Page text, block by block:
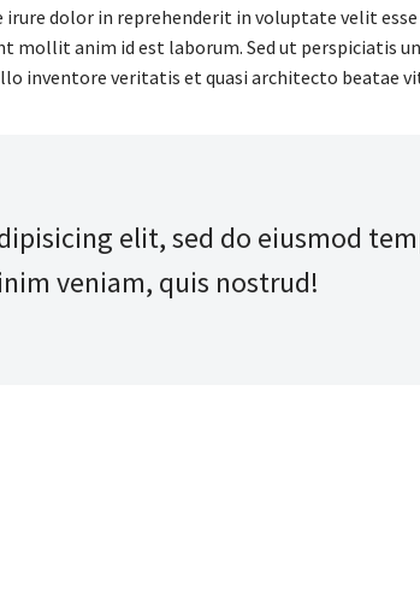
dolor in reprehenderit in voluptate velit
mollit anim id est laborum. Sed ut perspiciatis
inventore veritatis et quasi architecto beatae
elit, sed do eiusmod
veniam, quis nostrud!